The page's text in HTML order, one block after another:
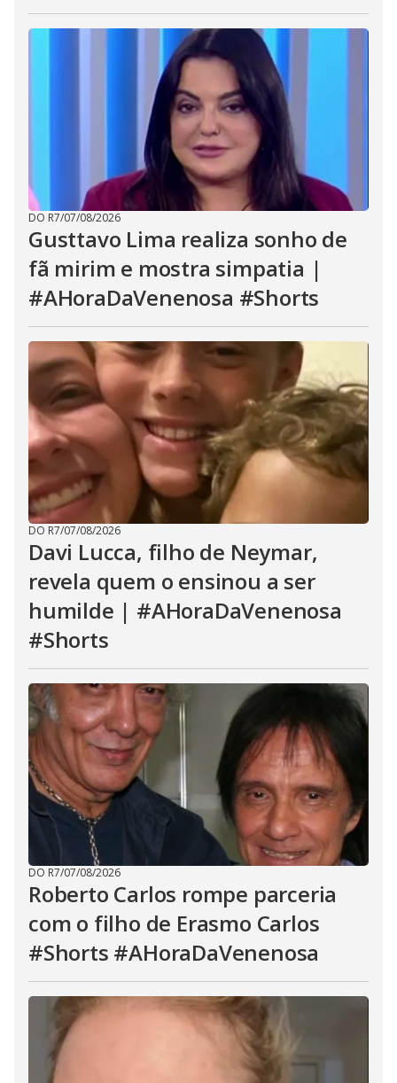
DO R7/07/08/2026
Gusttavo Lima realiza sonho de
fã mirim e mostra simpatia |
#AHoraDaVenenosa #Shorts
DO R7/07/08/2026
Davi Lucca, filho de Neymar,
revela quem o ensinou a ser
humilde | #AHoraDaVenenosa
#Shorts
DO R7/07/08/2026
Roberto Carlos rompe parceria
com o filho de Erasmo Carlos
#Shorts #AHoraDaVenenosa